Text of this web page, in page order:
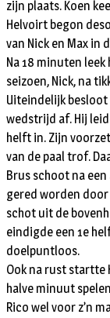
zijn plaats. Koen
Helvoirt begon
van Nick en Max in
Na 18 minuten
seizoen, Nick, na
Uiteindelijk
wedstrijd af. Hij
helft in. Zijn
van de paal trof.
Brus schoot na
gered worden door
schot uit de
eindigde een 1e
doelpuntloos.
Ook na rust startte
halve minuut
Rico wel voor z’n